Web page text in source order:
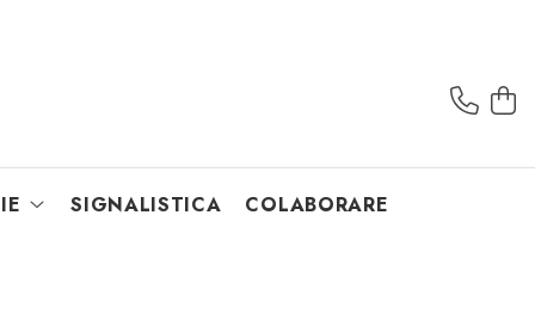
SIGNALISTICA COLABORARE